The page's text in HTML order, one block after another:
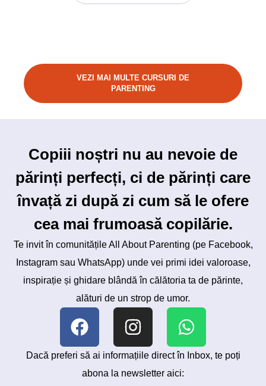
VEZI MAI MULTE CURSURI DE
PARENTING
Copiii noștri nu au nevoie de
părinți perfecți, ci de părinți care
învață zi după zi cum să le ofere
cea mai frumoasă copilărie.
Te invit în comunitățile All About Parenting (pe Facebook,
Instagram sau WhatsApp) unde vei primi idei valoroase,
inspirație și ghidare blândă în călătoria ta de părinte,
alături de un strop de umor.
Dacă preferi să ai informațiile direct în Inbox, te poți
abona la newsletter aici: